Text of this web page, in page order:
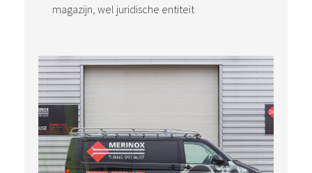
magazijn, wel juridische entiteit